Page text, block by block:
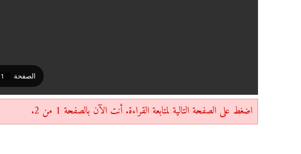
اضغط على الصفحة التالية لمتابعة القراءة. أنت الآن بالصفحة 1 من 2.